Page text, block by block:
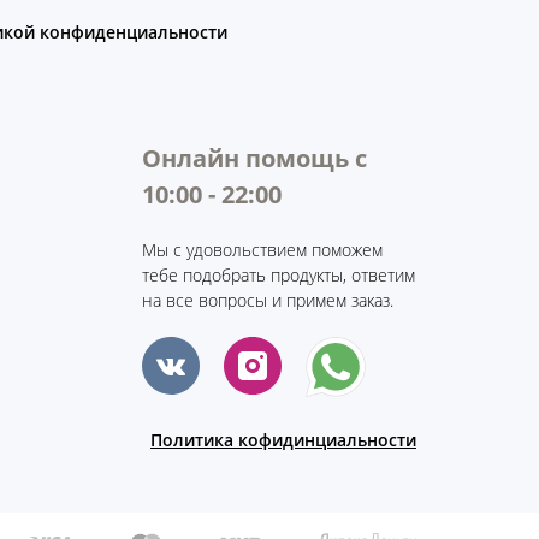
конфиденциальности
Онлайн помощь с
10:00 - 22:00
Мы с удовольствием поможем
тебе подобрать продукты, ответим
на все вопросы и примем заказ.
Политика кофидинциальности